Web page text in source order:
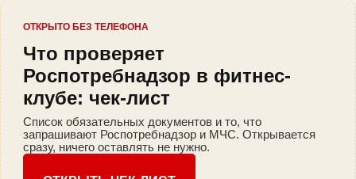
ОТКРЫТО БЕЗ ТЕЛЕФОНА
Что проверяет
Роспотребнадзор в фитнес-
клубе: чек-лист
Список обязательных документов и то, что
запрашивают Роспотребнадзор и МЧС. Открывается
сразу, ничего оставлять не нужно.